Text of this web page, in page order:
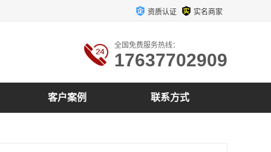
资质认证 实名商家
全国免费服务热线：
17637702909
客户案例 联系方式